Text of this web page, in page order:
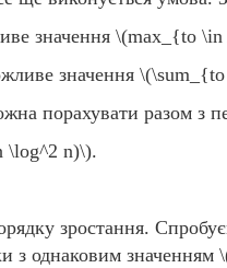
значення \(max_{to
значення
порахувати разом з
\log^2 n)\).
зростання.
з однаковим значенням